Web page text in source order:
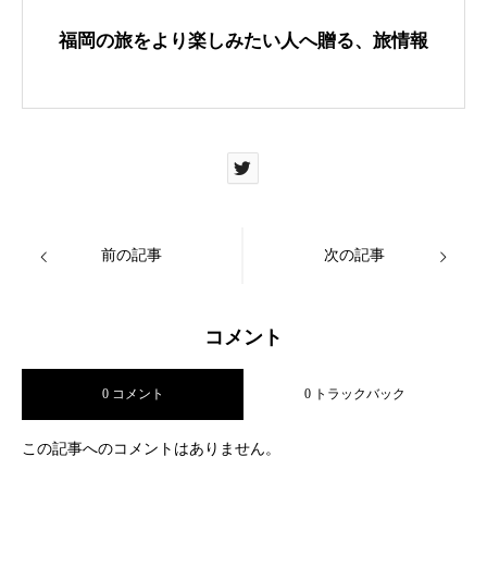
福岡の旅をより楽しみたい人へ贈る、旅情報
前の記事 次の記事
コメント
0 コメント 0 トラックバック
この記事へのコメントはありません。